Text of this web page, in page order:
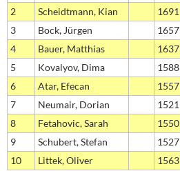
2
Scheidtmann, Kian 1691
3
Bock, Jürgen 1657
4
Bauer, Matthias 1637
5
Kovalyov, Dima 1588
6
Atar, Efecan 1557
7
Neumair, Dorian 1521
8
Fetahovic, Sarah 1550
9
Schubert, Stefan 1527
10
Littek, Oliver 1563